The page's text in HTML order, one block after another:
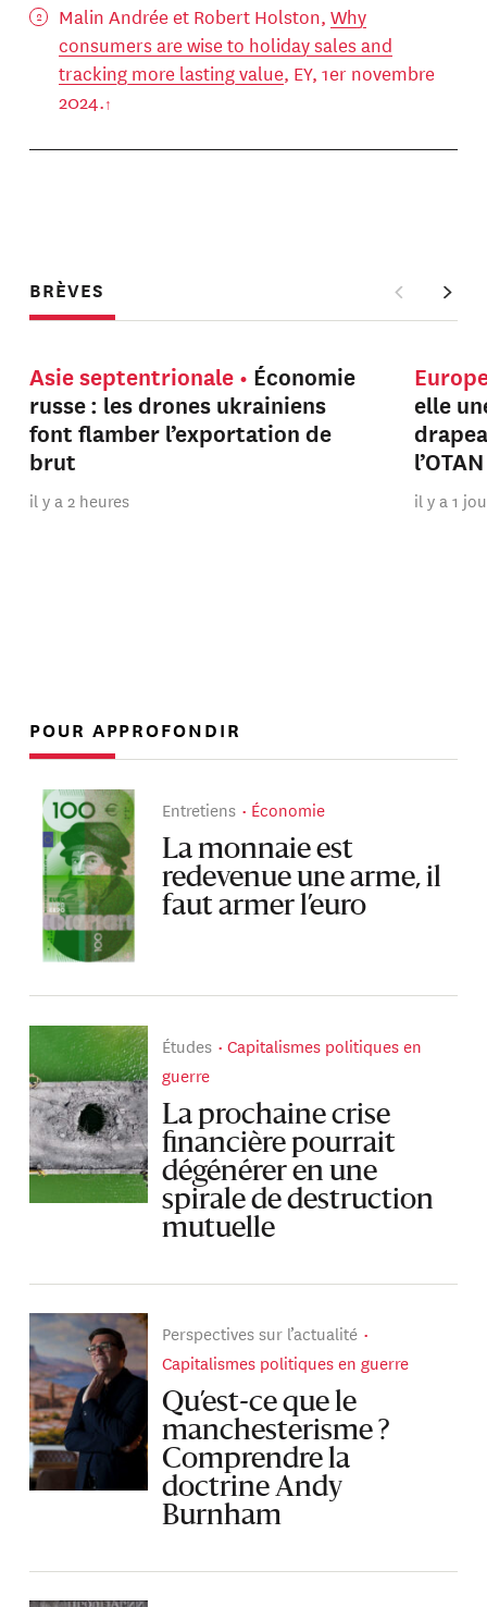
Malin Andrée et Robert Holston, Why
consumers are wise to holiday sales and
tracking more lasting value, EY, 1er novembre
2024.
BRÈVES
Asie septentrionale
Économie
russe : les drones ukrainiens
font flamber l’exportation de
brut
il y a 2 heures
elle
il y a 1
POUR APPROFONDIR
Entretiens Économie
La monnaie est
redevenue une arme, il
faut armer l’euro
Études
Capitalismes politiques en
guerre
La prochaine crise
financière pourrait
dégénérer en une
spirale de destruction
mutuelle
Perspectives sur l’actualité
Capitalismes politiques en guerre
Qu’est-ce que le
manchesterisme ?
Comprendre la
doctrine Andy
Burnham